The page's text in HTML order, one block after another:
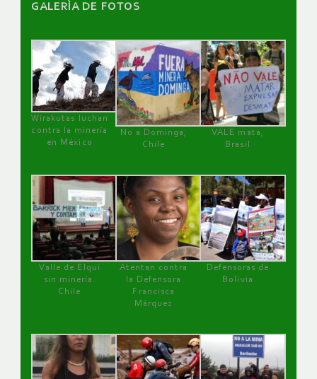
GALERÌA DE FOTOS
Wirakutas luchan
contra la minería
en México
No a Dominga,
Chile
VALE mata,
Brasil
Valle de Elqui
sin minería.
Chile
Atentan contra
la Defensora
Francisca
Márquez
Defensoras de
Bolivia